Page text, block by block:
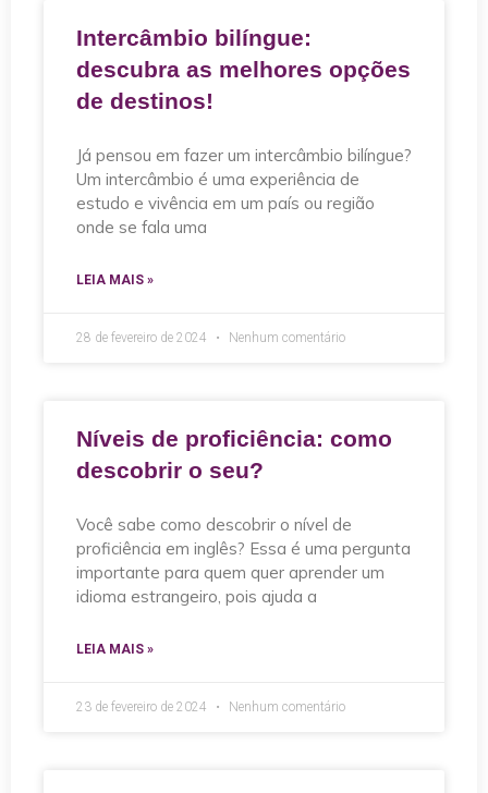
Intercâmbio bilíngue:
descubra as melhores opções
de destinos!
Já pensou em fazer um intercâmbio bilíngue?
Um intercâmbio é uma experiência de
estudo e vivência em um país ou região
onde se fala uma
LEIA MAIS »
28 de fevereiro de 2024 Nenhum comentário
Níveis de proficiência: como
descobrir o seu?
Você sabe como descobrir o nível de
proficiência em inglês? Essa é uma pergunta
importante para quem quer aprender um
idioma estrangeiro, pois ajuda a
LEIA MAIS »
23 de fevereiro de 2024 Nenhum comentário